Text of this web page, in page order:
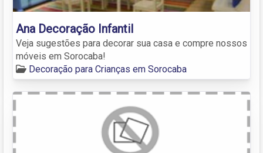
Ana Decoração Infantil
Veja sugestões para decorar sua casa e compre nossos
móveis em Sorocaba!
Decoração para Crianças em Sorocaba